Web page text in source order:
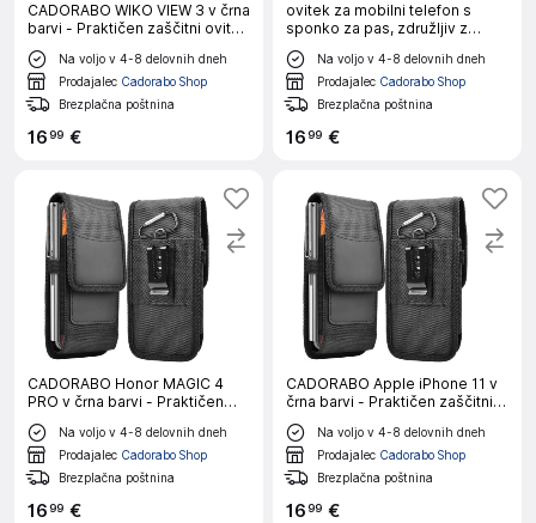
CADORABO WIKO VIEW 3 v črna
barvi - Praktičen zaščitni ovitek
s karabinom Ovitek ovitka z
držalom za pisalo
Na voljo v 4-8 delovnih dneh
Prodajalec Cadorabo Shop
Brezplačna poštnina
1699 €
ovitek za mobilni telefon s
sponko za pas, združljiv z
Honor X7 v črna barvi -
Praktičen zaščitni ovitek s
karabinom Ovitek ovitka z
držalom za pisalo
Na voljo v 4-8 delovnih dneh
Prodajalec Cadorabo Shop
Brezplačna poštnina
1699 €
CADORABO Honor MAGIC 4
PRO v črna barvi - Praktičen
zaščitni ovitek s karabinom
Ovitek ovitka z držalom za
pisalo
Na voljo v 4-8 delovnih dneh
Prodajalec Cadorabo Shop
Brezplačna poštnina
1699 €
CADORABO Apple iPhone 11 v
črna barvi - Praktičen zaščitni
ovitek s karabinom Ovitek
ovitka z držalom za pisalo
Na voljo v 4-8 delovnih dneh
Prodajalec Cadorabo Shop
Brezplačna poštnina
1699 €